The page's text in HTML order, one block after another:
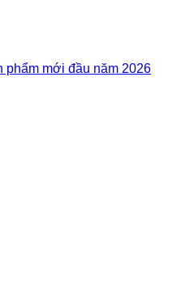
phẩm mới đầu năm 2026